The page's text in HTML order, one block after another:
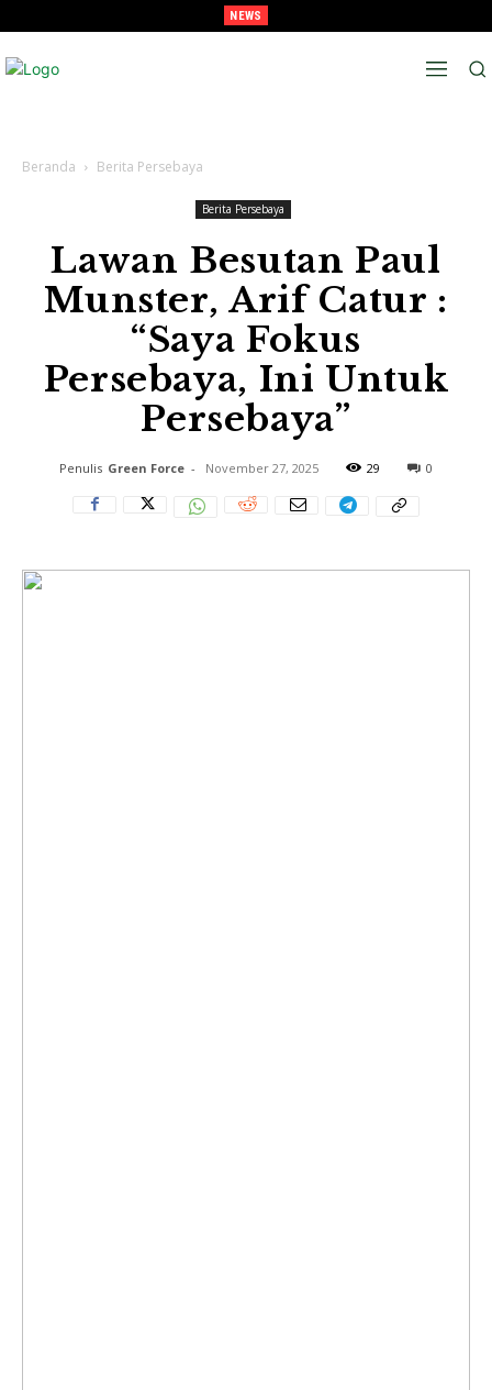
NEWS
Beranda Berita Persebaya
Berita Persebaya
Lawan Besutan Paul
Munster, Arif Catur :
“Saya Fokus
Persebaya, Ini Untuk
Persebaya”
Penulis Green Force - November 27, 2025 29 0